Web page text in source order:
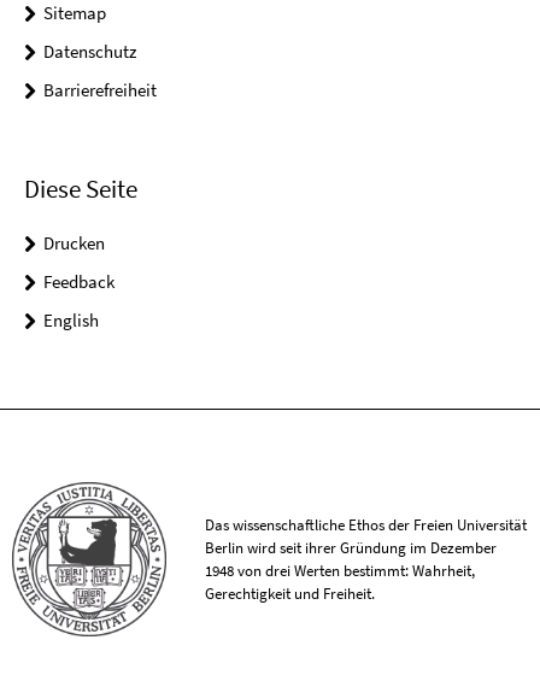
Sitemap
Datenschutz
Barrierefreiheit
Diese Seite
Drucken
Feedback
English
Das wissenschaftliche Ethos der Freien Universität
Berlin wird seit ihrer Gründung im Dezember
1948 von drei Werten bestimmt: Wahrheit,
Gerechtigkeit und Freiheit.